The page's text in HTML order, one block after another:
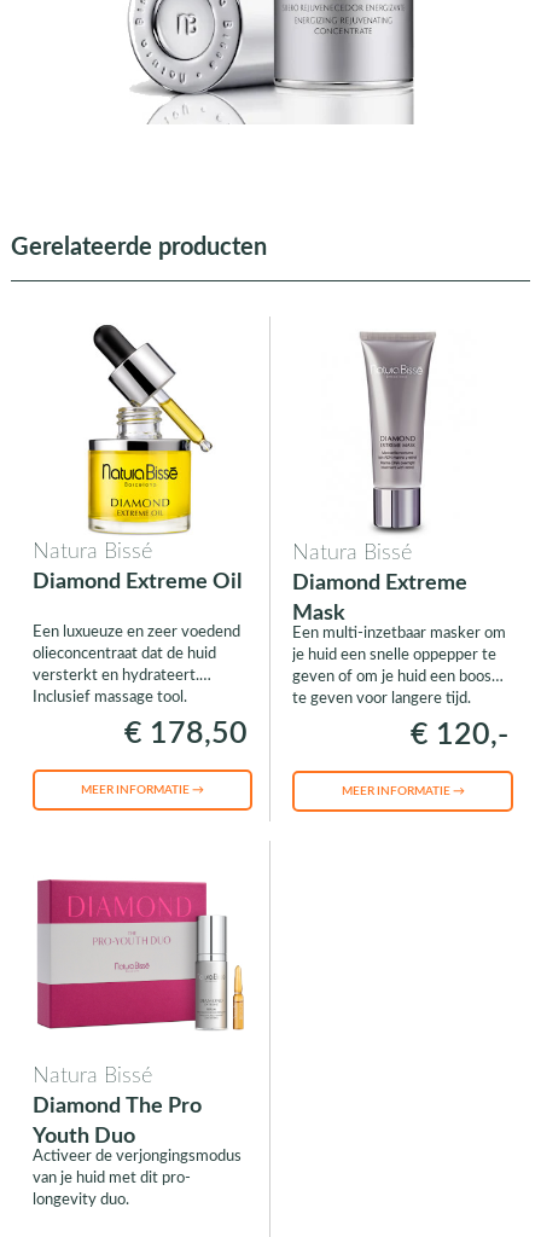
Gerelateerde producten
Natura Bissé
Diamond Extreme Oil
Een luxueuze en zeer voedend
olieconcentraat dat de huid
versterkt en hydrateert.
Inclusief massage tool.
€ 178,50
MEER INFORMATIE →
Natura Bissé
Diamond Extreme
Mask
Een multi-inzetbaar masker om
je huid een snelle oppepper te
geven of om je huid een boost
te geven voor langere tijd.
€ 120,-
MEER INFORMATIE →
Natura Bissé
Diamond The Pro
Youth Duo
Activeer de verjongingsmodus
van je huid met dit pro-
longevity duo.